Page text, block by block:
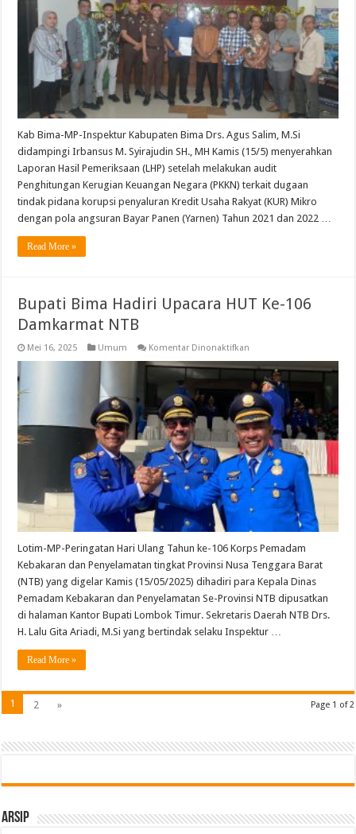
Korupsi
KUR
Pada
PT.
Bank
Syariah
Indonesia
Kepada
Kejaksaan
Negeri
Bima
Kab Bima-MP-Inspektur Kabupaten Bima Drs. Agus Salim, M.Si
didampingi Irbansus M. Syirajudin SH., MH Kamis (15/5) menyerahkan
Laporan Hasil Pemeriksaan (LHP) setelah melakukan audit
Penghitungan Kerugian Keuangan Negara (PKKN) terkait dugaan
tindak pidana korupsi penyaluran Kredit Usaha Rakyat (KUR) Mikro
dengan pola angsuran Bayar Panen (Yarnen) Tahun 2021 dan 2022 …
Read More »
Bupati Bima Hadiri Upacara HUT Ke-106
Damkarmat NTB
Mei 16, 2025 Umum Komentar Dinonaktifkan
Bima
Hadiri
Upacara
HUT
Ke-
106
Damkarmat
NTB
Lotim-MP-Peringatan Hari Ulang Tahun ke-106 Korps Pemadam
Kebakaran dan Penyelamatan tingkat Provinsi Nusa Tenggara Barat
(NTB) yang digelar Kamis (15/05/2025) dihadiri para Kepala Dinas
Pemadam Kebakaran dan Penyelamatan Se-Provinsi NTB dipusatkan
di halaman Kantor Bupati Lombok Timur. Sekretaris Daerah NTB Drs.
H. Lalu Gita Ariadi, M.Si yang bertindak selaku Inspektur …
Read More »
Page 1 of 2
1 2 »
Arsip